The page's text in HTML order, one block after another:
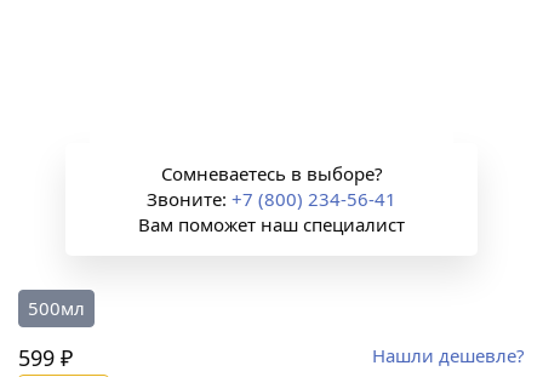
Сомневаетесь в выборе?
Звоните: +7 (800) 234-56-41
Вам поможет наш специалист
500мл
599 ₽
Нашли дешевле?